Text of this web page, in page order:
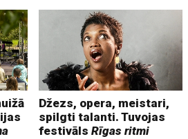
Džezs, opera, meistari,
spilgti talanti. Tuvojas
festivālsRīgas ritmi